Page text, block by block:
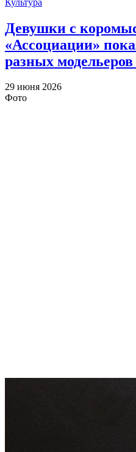
Девушки с
«Ассоциации»
разных модельеров
29 июня 2026
Фото